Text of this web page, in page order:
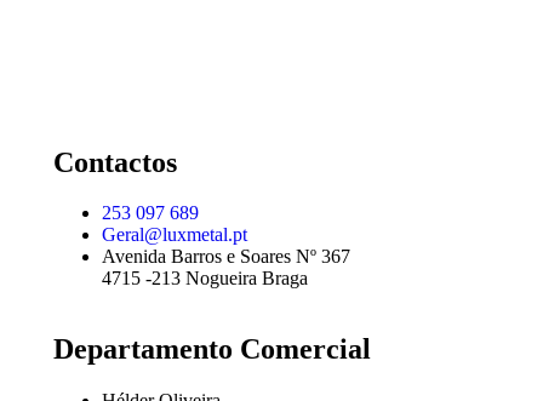
Contactos
253 097 689
Geral@luxmetal.pt
Avenida Barros e Soares Nº 367
4715 -213 Nogueira Braga
Departamento Comercial